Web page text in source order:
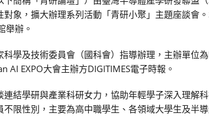
象，擴大辦理系列活動「青研小聚」主題座談會
舉辦。
學及技術委員會（國科會）指導辦理，主辦單位
AI EXPO大會主辦方DIGITIMES電子時報。
結學研與產業科研女力，協助年輕學子深入理解
限性別，主要為高中職學生、各領域大學生及半